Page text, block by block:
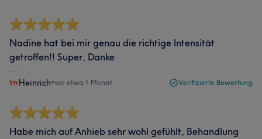
Nadine hat bei mir genau die richtige Intensität
getroffen!! Super, Danke
Heinrich•vor etwa 1 Monat Verifizierte Bewertung
Habe mich auf Anhieb sehr wohl gefühlt, Behandlung